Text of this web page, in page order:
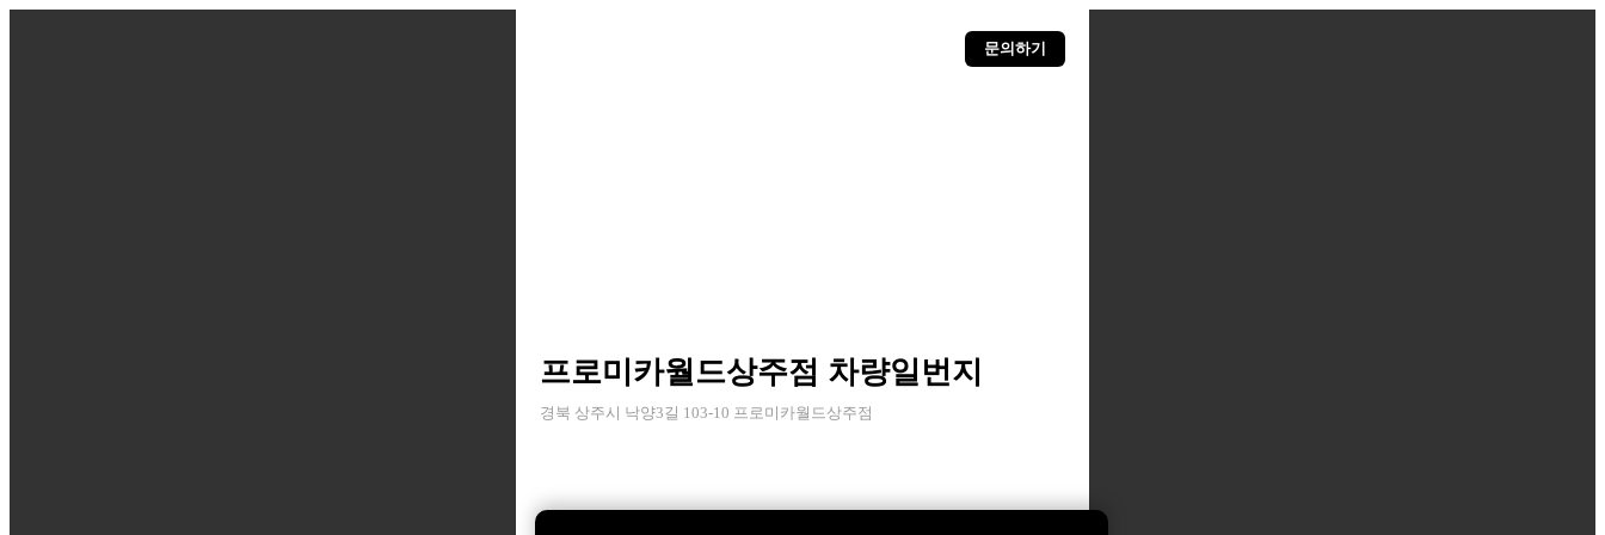
문의하기
프로미카월드상주점 차량일번지
경북 상주시 낙양3길 103-10 프로미카월드상주점